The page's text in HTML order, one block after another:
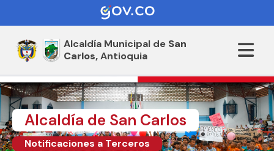
Alcaldía Municipal de San
Carlos,Antioquia
Alcaldía de San Carlos
Notificaciones a Terceros